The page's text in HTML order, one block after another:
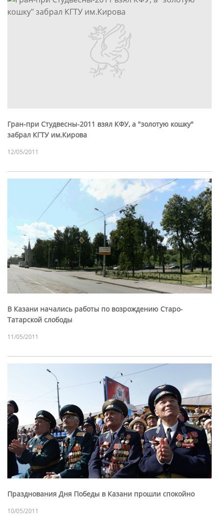
Гран-при Студвесны-2011 взял КФУ, а "золотую кошку"
забрал КГТУ им.Кирова
12/05/2011
В Казани начались работы по возрождению Старо-
Татарской слободы
11/05/2011
Празднования Дня Победы в Казани прошли спокойно
10/05/2011